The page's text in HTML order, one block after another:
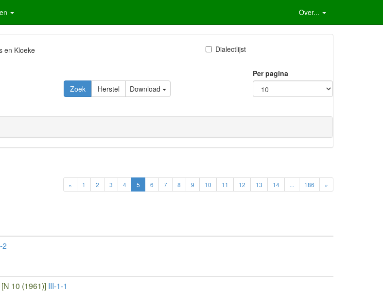
Over...
en Kloeke Dialectlijst
Zoek Herstel Download
Per pagina
« 1 2 3 4 5 6 7 8 9 10 11 12 13 14 ... 186 »
2
[N 10 (1961)] III-1-1